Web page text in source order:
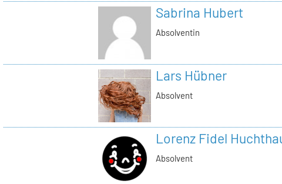
Sabrina Hubert
Absolventin
Lars Hübner
Absolvent
Lorenz Fidel
Absolvent